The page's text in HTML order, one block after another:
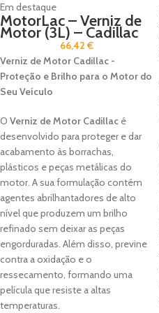
Em destaque
MotorLac – Verniz de
Motor (3L) – Cadillac
66,42€
Verniz de Motor Cadillac -
Proteção e Brilho para o Motor do
Seu Veículo
O Verniz de Motor Cadillac é
desenvolvido para proteger e dar
acabamento às borrachas,
plásticos e peças metálicas do
motor. A sua formulação contém
agentes abrilhantadores de alto
nível que produzem um brilho
refinado sem deixar as peças
engorduradas. Além disso, previne
contra a oxidação e o
ressecamento, formando uma
película que resiste a altas
temperaturas.